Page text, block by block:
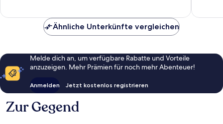
Ähnliche Unterkünfte vergleichen
Melde dich an, um verfügbare Rabatte und Vorteile
anzuzeigen. Mehr Prämien für noch mehr Abenteuer!
Anmelden Jetzt kostenlos registrieren
Zur Gegend